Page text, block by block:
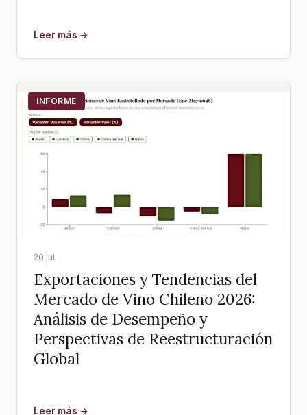
Leer más →
INFORME
20 jul.
Exportaciones y Tendencias del
Mercado de Vino Chileno 2026:
Análisis de Desempeño y
Perspectivas de Reestructuración
Global
Leer más →